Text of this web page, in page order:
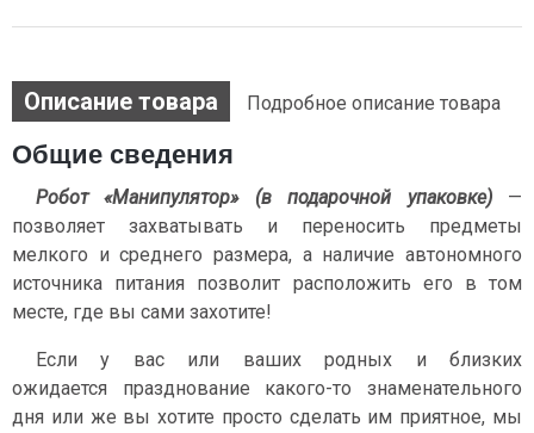
Описание товара Подробное описание товара
Общие сведения
Робот «Манипулятор» (в подарочной упаковке) —
позволяет захватывать и переносить предметы
мелкого и среднего размера, а наличие автономного
источника питания позволит расположить его в том
месте, где вы сами захотите!
Если у вас или ваших родных и близких
ожидается празднование какого-то знаменательного
дня или же вы хотите просто сделать им приятное, мы